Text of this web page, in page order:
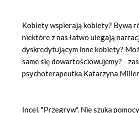
Kobiety wspierają kobiety? Bywa
niektóre z nas łatwo ulegają
dyskredytującym inne kobiety?
same się dowartościowujemy? -
psychoterapeutka Katarzyna
Incel."Przegryw". Nie szuka